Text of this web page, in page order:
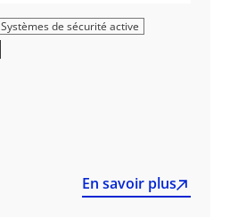
Systèmes de sécurité active
En savoir plus